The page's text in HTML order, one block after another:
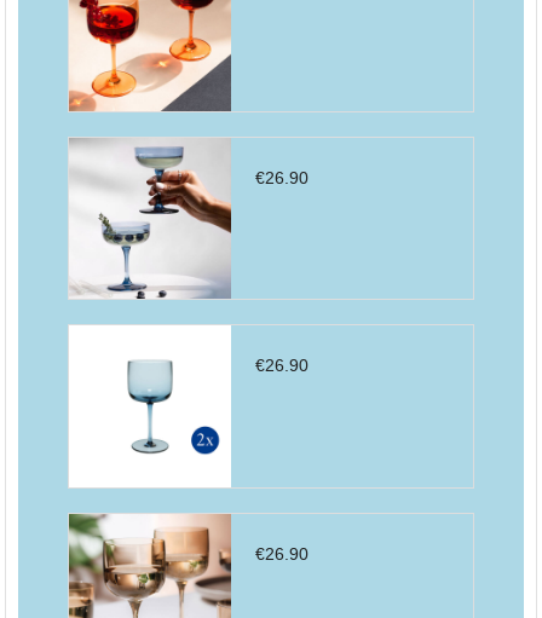
€26.90
€26.90
€26.90